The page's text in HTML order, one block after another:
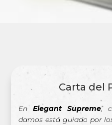
Carta del
EnElegant Supreme,
damos está guiado por